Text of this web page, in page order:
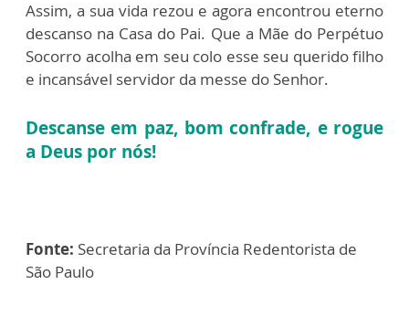
Assim, a sua vida rezou e agora encontrou eterno
descanso na Casa do Pai. Que a Mãe do Perpétuo
Socorro acolha em seu colo esse seu querido filho
e incansável servidor da messe do Senhor.
Descanse em paz, bom confrade, e rogue
a Deus por nós!
Fonte: Secretaria da Província Redentorista de
São Paulo